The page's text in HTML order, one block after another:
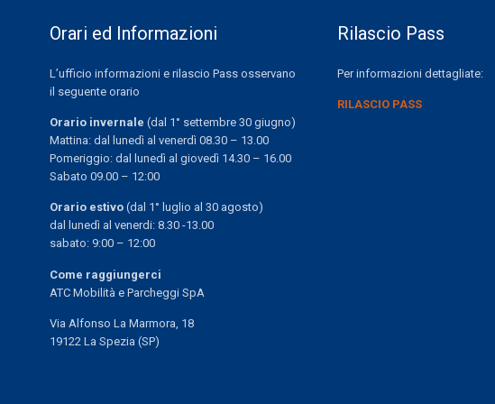
Orari ed Informazioni
L’ufficio informazioni e rilascio Pass osservano
il seguente orario
Orario invernale(dal 1° settembre 30 giugno)
Mattina: dal lunedì al venerdì 08.30 – 13.00
Pomeriggio: dal lunedì al giovedì 14.30 – 16.00
Sabato 09.00 – 12:00
Orario estivo(dal 1° luglio al 30 agosto)
dal lunedì al venerdi: 8.30 -13.00
sabato: 9:00 – 12:00
Come raggiungerci
ATC Mobilità e Parcheggi SpA
Via Alfonso La Marmora, 18
19122 La Spezia (SP)
Rilascio Pass
Per informazioni dettagliate:
RILASCIO PASS